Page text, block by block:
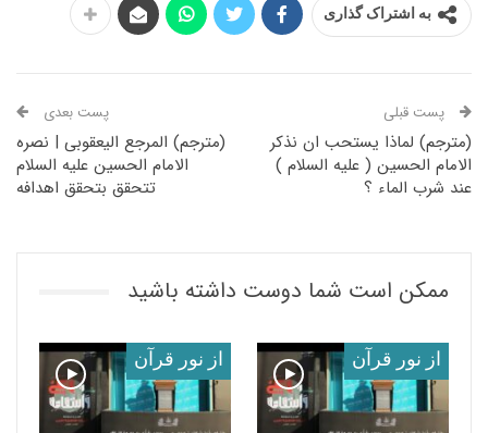
به اشتراک گذاری
پست قبلی
(مترجم) لماذا یستحب ان نذکر
الامام الحسین ( علیه السلام )
عند شرب الماء ؟
پست بعدی
(مترجم) المرجع الیعقوبی | نصره
الامام الحسین علیه السلام
تتحقق بتحقق اهدافه
ممکن است شما دوست داشته باشید
از نور قرآن از نور قرآن